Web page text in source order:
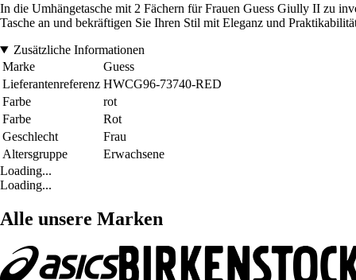
In die Umhängetasche mit 2 Fächern für Frauen Guess Giully II zu
Tasche an und bekräftigen Sie Ihren Stil mit Eleganz und
Zusätzliche Informationen
Marke
Guess
Lieferantenreferenz HWCG96-73740-RED
Farbe
rot
Farbe
Rot
Geschlecht
Frau
Altersgruppe
Erwachsene
Loading...
Loading...
Alle unsere Marken